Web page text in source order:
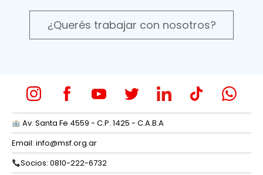
¿Querés trabajar con nosotros?
Av. Santa Fe 4559 - C.P. 1425 - C.A.B.A
Email: info@msf.org.ar
Socios: 0810-222-6732